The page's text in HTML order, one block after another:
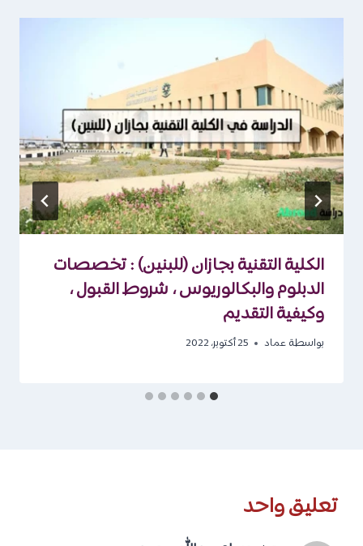
الكلية التقنية بجازان (للبنين) : تخصصات
الدبلوم والبكالوريوس ، شروط القبول ،
وكيفية التقديم
بواسطة عماد 25 أكتوبر، 2022
تعليق واحد